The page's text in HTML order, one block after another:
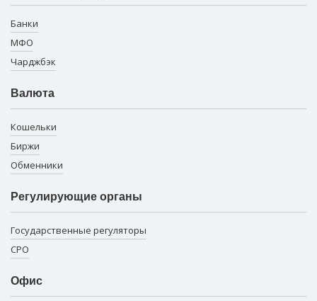
Банки
МФО
Чарджбэк
Валюта
Кошельки
Биржи
Обменники
Регулирующие органы
Государственные регуляторы
СРО
Офис